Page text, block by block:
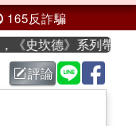
165反詐騙
坎德》系列帶你踏上
評論